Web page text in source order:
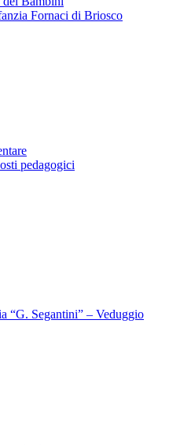
Fornaci di Briosco
pedagogici
“G. Segantini” – Veduggio